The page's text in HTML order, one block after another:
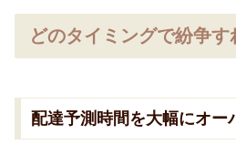
どのタイミングで紛争す
配達予測時間を大幅にオー